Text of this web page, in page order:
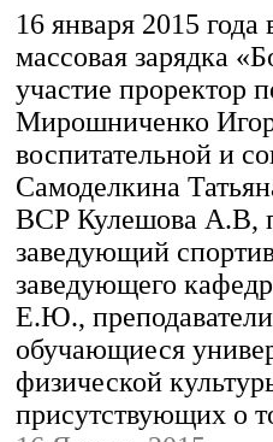
16 января 2015
массовая зарядка
участие проректор
Мирошниченко
воспитательной и
Самоделкина
ВСР Кулешова А.В,
заведующий
заведующего
Е.Ю.,
обучающиеся
физической
присутствующих о